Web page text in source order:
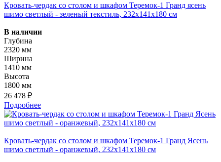
Кровать-чердак со столом и шкафом Теремок-1 Гранд ясень
шимо светлый - зеленый текстиль, 232х141х180 см
В наличии
Глубина
2320 мм
Ширина
1410 мм
Высота
1800 мм
26 478 ₽
Подробнее
Кровать-чердак со столом и шкафом Теремок-1 Гранд Ясень
шимо светлый - оранжевый, 232х141х180 см